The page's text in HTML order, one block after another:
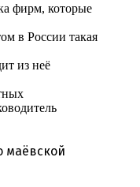
фирм, которые
в России такая
из неё
маёвской